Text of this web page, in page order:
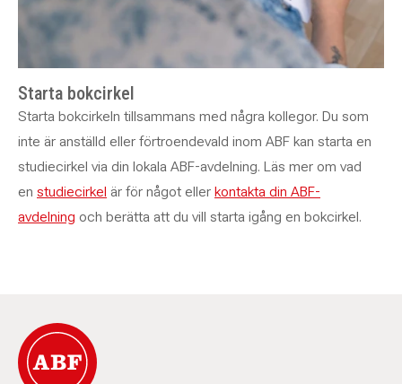
Starta bokcirkel
Starta bokcirkeln tillsammans med några kollegor. Du som
inte är anställd eller förtroendevald inom ABF kan starta en
studiecirkel via din lokala ABF-avdelning. Läs mer om vad
en studiecirkel är för något eller kontakta din ABF-
avdelning och berätta att du vill starta igång en bokcirkel.